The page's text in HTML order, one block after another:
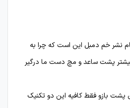
نشر خم دمبل این است که چرا به
پشت ساعد و مچ دست ما درگیر
پشت بازو فقط کافیه این دو تکنیک